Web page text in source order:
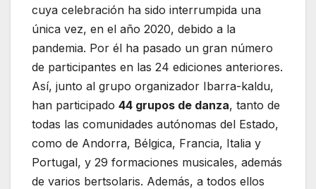
cuya celebración ha sido interrumpida una
única vez, en el año 2020, debido a la
pandemia. Por él ha pasado un gran número
de participantes en las 24 ediciones anteriores.
Así, junto al grupo organizador Ibarra-kaldu,
han participado 44 grupos de danza, tanto de
todas las comunidades autónomas del Estado,
como de Andorra, Bélgica, Francia, Italia y
Portugal, y 29 formaciones musicales, además
de varios bertsolaris. Además, a todos ellos